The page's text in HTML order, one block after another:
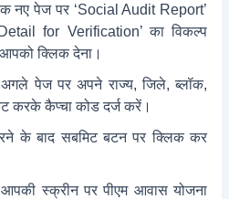
नए पेज पर ‘Social Audit Report’
for Verification’ का विकल्प
क्लिक देना।
पेज पर अपने राज्य, जिले, ब्लॉक,
करके कैप्चा कोड दर्ज करें।
के बाद सबमिट बटन पर क्लिक कर
स्क्रीन पर पीएम आवास योजना